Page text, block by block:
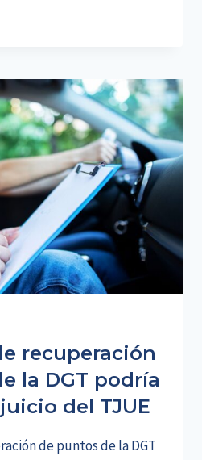
recuperación
la DGT podría
del TJUE
de puntos de la DGT